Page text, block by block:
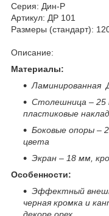
Серия: Дин-Р
Артикул: ДР 101
Размеры (стандарт):
Описание:
Материалы:
Ламинированная
Столешница – 25
пластиковые
Боковые опоры –
цвета
Экран – 18 мм,
Особенности:
Эффектный
черная кромка и
декоре орех